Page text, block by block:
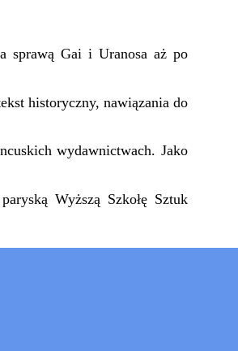
sprawą Gai i Uranosa aż po
historyczny, nawiązania do
wydawnictwach. Jako
Wyższą Szkołę Sztuk